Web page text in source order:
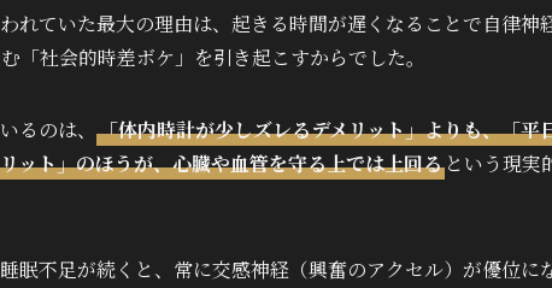
れていた最大の理由は、起きる時間が遅くなることで自律神
「社会的時差ボケ」を引き起こすからでした。
るのは、 「体内時計が少しズレるデメリット」よりも、「平
ット」のほうが、心臓や血管を守る上では上回る という現実
眠不足が続くと、常に交感神経（興奮のアクセル）が優位に